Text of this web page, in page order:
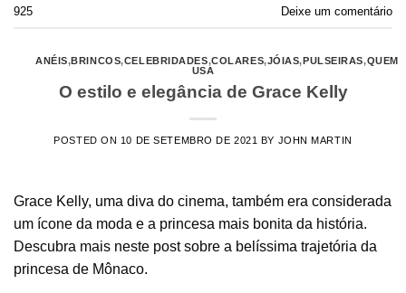
925
Deixe um comentário
ANÉIS,BRINCOS,CELEBRIDADES,COLARES,JÓIAS, PULSEIRAS,QUEM
USA
O estilo e elegância de Grace Kelly
POSTED ON 10 DE SETEMBRO DE 2021 BY JOHN MARTIN
Grace Kelly, uma diva do cinema, também era considerada
um ícone da moda e a princesa mais bonita da história.
Descubra mais neste post sobre a belíssima trajetória da
princesa de Mônaco.